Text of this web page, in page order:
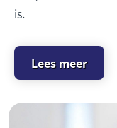
is.
Lees meer